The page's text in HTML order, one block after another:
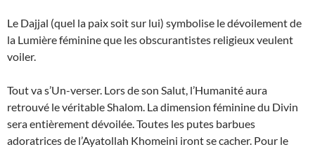
Le Dajjal (quel la paix soit sur lui) symbolise le dévoilement de
la Lumière féminine que les obscurantistes religieux veulent
voiler.
Tout va s’Un-verser. Lors de son Salut, l’Humanité aura
retrouvé le véritable Shalom. La dimension féminine du Divin
sera entièrement dévoilée. Toutes les putes barbues
adoratrices de l’Ayatollah Khomeini iront se cacher. Pour le